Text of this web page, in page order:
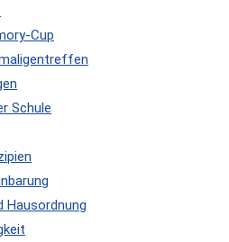
Cup
Schule
Hausordnung